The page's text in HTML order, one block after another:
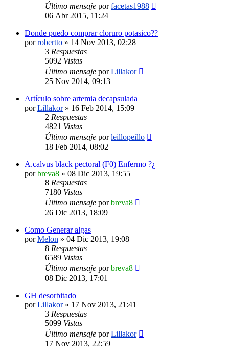
Último mensaje porfacetas1988
06 Abr 2015, 11:24
Donde puedo comprar cloruro potasico??
porrobertto » 14 Nov 2013, 02:28
3 Respuestas
5092 Vistas
Último mensaje porLillakor
25 Nov 2014, 09:13
Artículo sobre artemia decapsulada
porLillakor» 16 Feb 2014, 15:09
2 Respuestas
4821 Vistas
Último mensaje porleillopeillo
18 Feb 2014, 08:02
A.calvus black pectoral (F0) Enfermo ?¿
porbreva8 » 08 Dic 2013, 19:55
8 Respuestas
7180 Vistas
Último mensaje porbreva8
26 Dic 2013, 18:09
Como Generar algas
porMelon » 04 Dic 2013, 19:08
8 Respuestas
6589 Vistas
Último mensaje porbreva8
08 Dic 2013, 17:01
GH desorbitado
porLillakor» 17 Nov 2013, 21:41
3 Respuestas
5099 Vistas
Último mensaje porLillakor
17 Nov 2013, 22:59